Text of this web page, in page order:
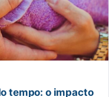
tempo: o impacto